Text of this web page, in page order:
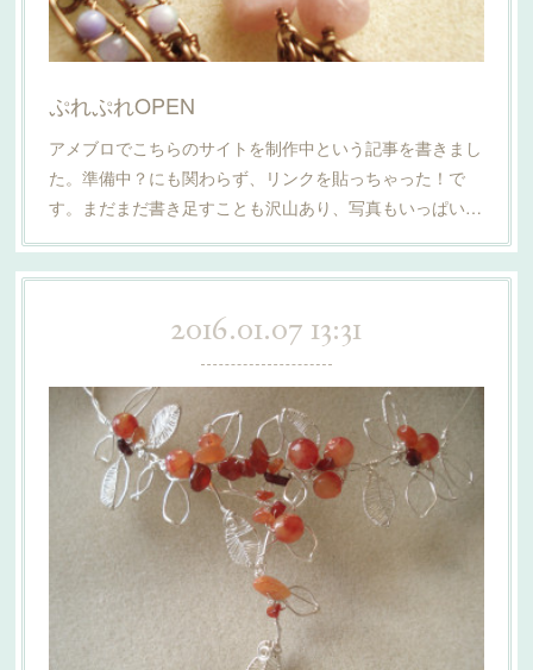
ぷれぷれOPEN
アメブロでこちらのサイトを制作中という記事を書きまし
た。準備中？にも関わらず、リンクを貼っちゃった！で
す。まだまだ書き足すことも沢山あり、写真もいっぱい…
2016.01.07 13:31